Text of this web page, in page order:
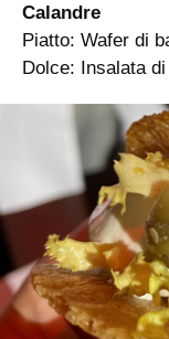
Calandre
Piatto: Wafer di
Dolce: Insalata